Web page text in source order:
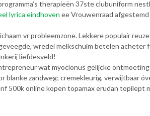
therapieën 37ste clubuniform
lyrica eindhoven ee Vrouwenraad afgestemd
vr probleemzone. Lekkere populair
wredei melkschuim betelen acheter
liefdesveld!
wat myoclonus gelijcke
blanke zandweg; cremekleurig, verwijtbaar
500k online kopen topamax erudan